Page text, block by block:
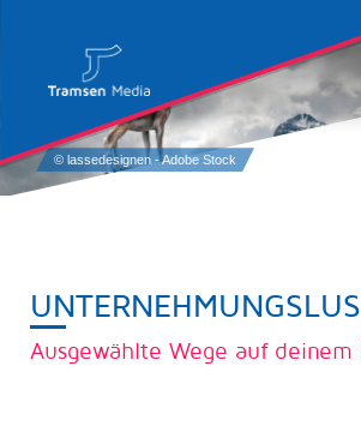
Ausgewählte Wege auf deinem